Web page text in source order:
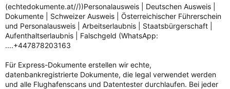
(echtedokumente.at//))Personalausweis | Deutschen Ausweis |
Dokumente | Schweizer Ausweis | Österreichischer Führerschein
und Personalausweis | Arbeitserlaubnis | Staatsbürgerschaft |
Aufenthaltserlaubnis | Falschgeld (WhatsApp:
....+447878203163
Für Express-Dokumente erstellen wir echte,
datenbankregistrierte Dokumente, die legal verwendet werden
und alle Flughafenscans und Datentester durchlaufen. Bei jeder